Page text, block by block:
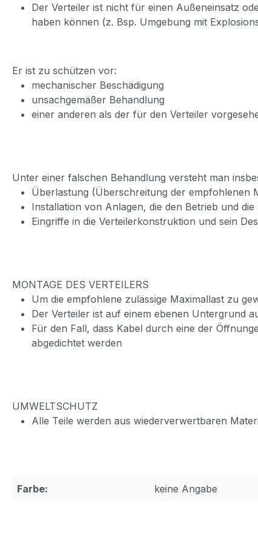
Der Verteiler ist nicht für einen Außeneinsatz
haben können (z. Bsp. Umgebung mit
Er ist zu schützen vor:
mechanischer Beschädigung
unsachgemäßer Behandlung
einer anderen als der für den Verteiler
Unter einer falschen Behandlung versteht man
Überlastung (Überschreitung der empfohlenen
Installation von Anlagen, die den Betrieb und
Eingriffe in die Verteilerkonstruktion und sein
MONTAGE DES VERTEILERS
Um die empfohlene zulässige Maximallast zu
Der Verteiler ist auf einem ebenen Untergrund
Für den Fall, dass Kabel durch eine der
abgedichtet werden
UMWELTSCHUTZ
Alle Teile werden aus wiederverwertbaren
Farbe: keine Angabe